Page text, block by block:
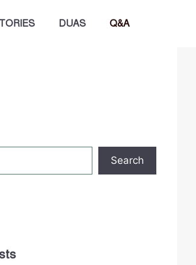
DUAS Q&A
Search